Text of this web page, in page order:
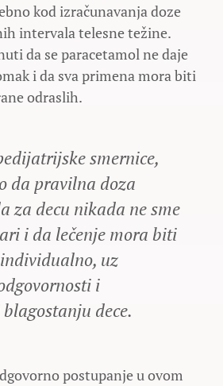
kod izračunavanja doze
intervala telesne težine.
da se paracetamol ne daje
i da sva primena mora biti
odraslih.
smernice,
da pravilna doza
za decu nikada ne sme
i da lečenje mora biti
uz
i
blagostanju dece.
postupanje u ovom